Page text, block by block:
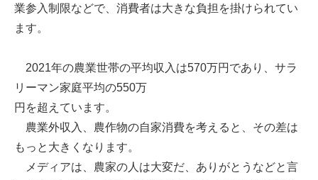
業参入制限などで、消費者は大きな負担を掛けられてい
ます。
2021年の農業世帯の平均収入は570万円であり、サラ
リーマン家庭平均の550万
円を超えています。
農業外収入、農作物の自家消費を考えると、その差は
もっと大きくなります。
メディアは、農家の人は大変だ、ありがとうなどと言